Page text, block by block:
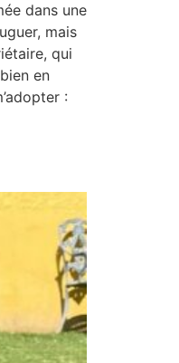
dans une
mais
qui
en
: